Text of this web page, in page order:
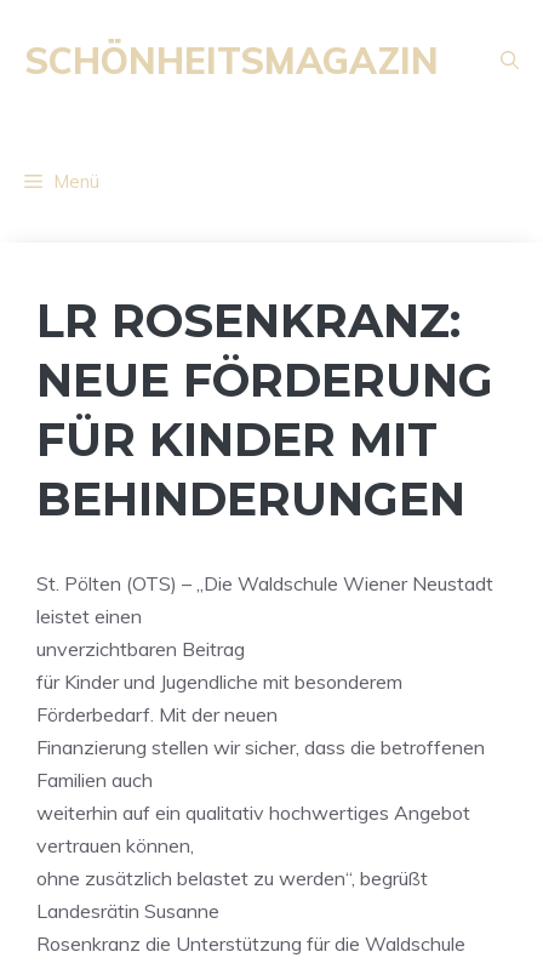
Inhalt
springen
SCHÖNHEITSMAGAZIN
Menü
LR ROSENKRANZ:
NEUE FÖRDERUNG
FÜR KINDER MIT
BEHINDERUNGEN
St. Pölten (OTS) – „Die Waldschule Wiener Neustadt
leistet einen
unverzichtbaren Beitrag
für Kinder und Jugendliche mit besonderem
Förderbedarf. Mit der neuen
Finanzierung stellen wir sicher, dass die betroffenen
Familien auch
weiterhin auf ein qualitativ hochwertiges Angebot
vertrauen können,
ohne zusätzlich belastet zu werden“, begrüßt
Landesrätin Susanne
Rosenkranz die Unterstützung für die Waldschule